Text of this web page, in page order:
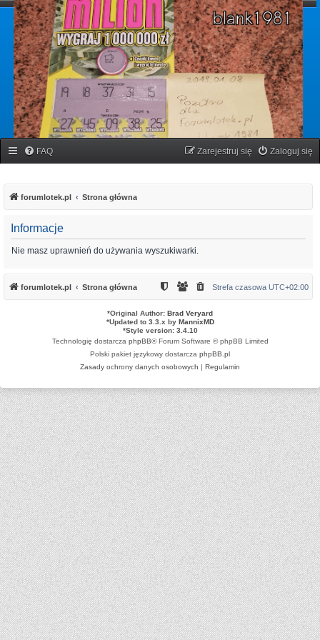
forumlotek.pl
Forum gier liczbowych
FAQ Zaloguj się
Zarejestruj się
forumlotek.pl Strona główna
Informacje
Nie masz uprawnień do używania wyszukiwarki.
forumlotek.pl Strona główna Strefa czasowa UTC+02:00
*Original Author: Brad Veryard
*Updated to 3.3.x by MannixMD
*Style version: 3.4.10
Technologię dostarcza phpBB® Forum Software © phpBB Limited
Polski pakiet językowy dostarcza phpBB.pl
Zasady ochrony danych osobowych | Regulamin